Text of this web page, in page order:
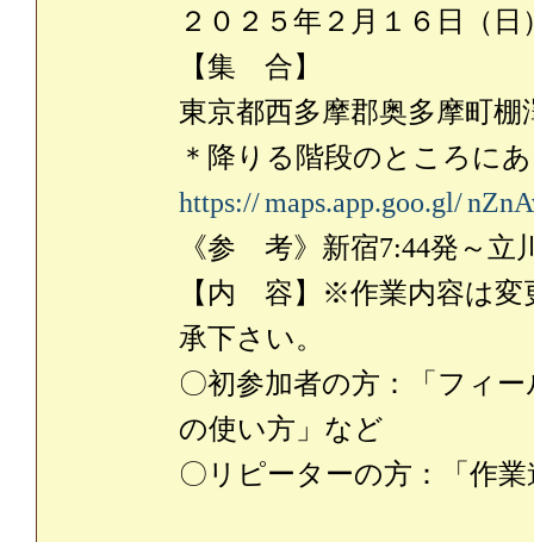
２０２５年２月１６日（日
【集 合】
東京都西多摩郡奥多摩町
＊降りる階段のところに
https://maps.app.goo.gl/
《参 考》新宿7:44発～立
【内 容】※作業内容は変
承下さい。
〇初参加者の方：「フィ
の使い方」など
〇リピーターの方：「作